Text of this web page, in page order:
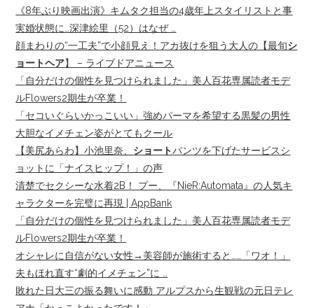
《8年ぶり映画出演》キムタク担当の4歳年上スタイリストと事
実婚状態に…深津絵里（52）はなぜ …
顔まわりの“一工夫”で小顔見え！アカ抜けを狙う大人の【最旬シ
ョートヘア】 – ライブドアニュース
「自分だけの個性を見つけられました」美人百花専属読者モデ
ルFlowers2期生が卒業！
「セコいぐらいかっこいい」強めパーマを希望する黒髪の男性
大胆なイメチェン姿がとてもクール
【美尻あらわ】小池里奈、 ショートパンツを下げたサービスシ
ョットに「ナイスヒップ！」の声
清楚でセクシーな水着2B！ プー、『NieR:Automata』の人気キ
ャラクターを完璧に再現 | AppBank
「自分だけの個性を見つけられました」美人百花専属読者モデ
ルFlowers2期生が卒業！
オシャレに自信がない女性→美容師が施術すると……「ワオ！」
夫もほれ直す“劇的イメチェン”に …
敗れた日大三の振る舞いに感動 アルプスから生観戦の元日テレ